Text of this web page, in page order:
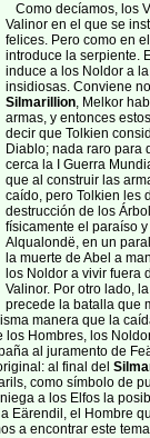
Como decíamos, los
Valinor en el que se
felices. Pero como en
introduce la serpiente.
induce a los Noldor a
insidiosas. Conviene
Silmarillion, Melkor
armas, y entonces
decir que Tolkien
Diablo; nada raro para
cerca la I Guerra
que al construir las
caído, pero Tolkien les
destrucción de los
físicamente el paraíso
Alqualondë, en un
la muerte de Abel a
los Noldor a vivir fuera
Valinor. Por otro lado,
precede la batalla que
manera que la
los Hombres, los
al juramento de
al final del
como símbolo de
a los Elfos la
Eärendil, el Hombre
a encontrar este